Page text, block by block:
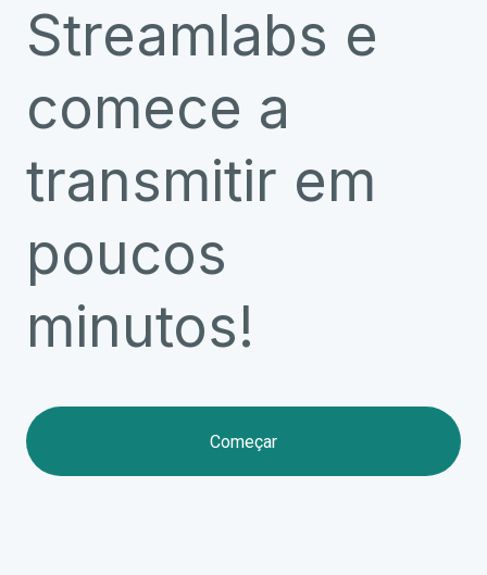
Streamlabs e
comece a
transmitir em
poucos
minutos!
Começar